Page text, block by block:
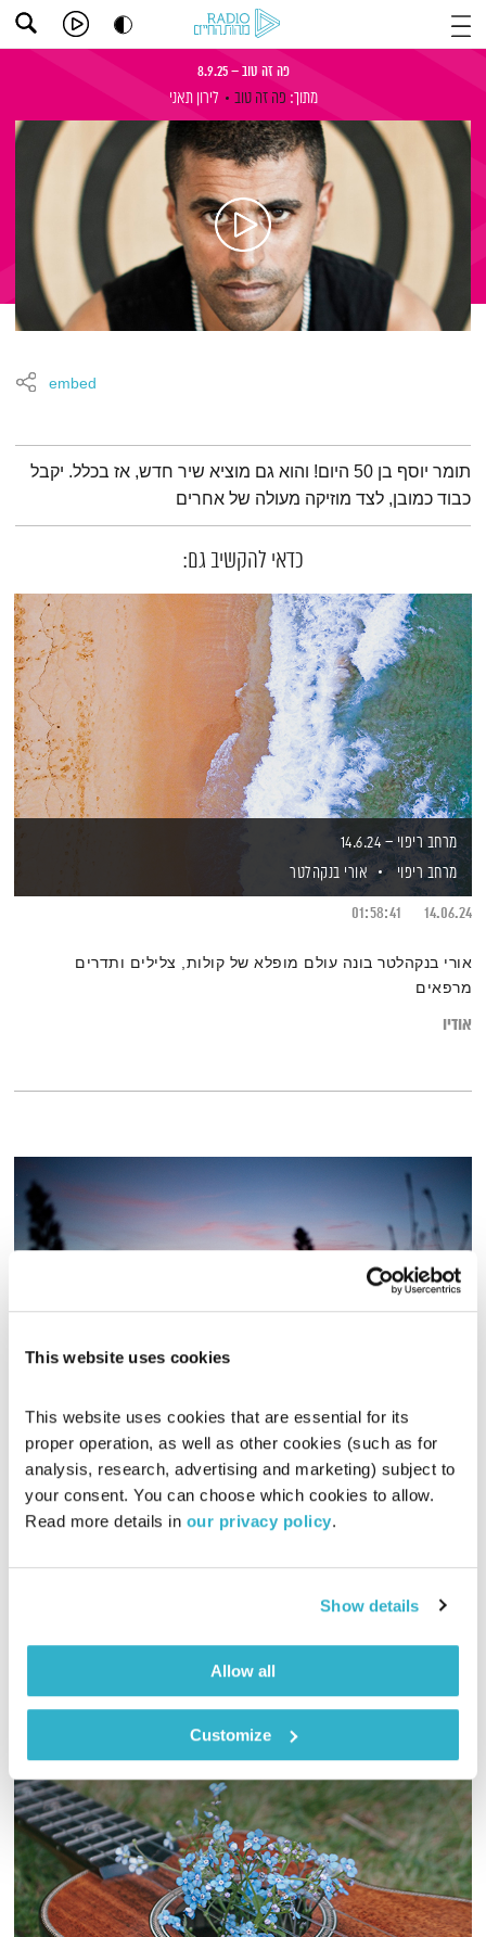
This website uses cookies
This website uses cookies that are essential for its
proper operation, as well as other cookies (such as for
analysis, research, advertising and marketing) subject to
your consent. You can choose which cookies to allow.
Read more details in our privacy policy.
Show details
Allow all
Customize
פה זה טוב – 8.9.25
מתוך: פה זה טוב לירון תאני
embed
תמצית הפודקאסטתומר יוסף בן 50 היום! והוא גם מוציא שיר חדש, אז בכלל. יקבל
כבוד כמובן, לצד מוזיקה מעולה של אחרים
כדאי להקשיב גם:
מרחב ריפוי – 14.6.24
מרחב ריפוי
אורי בנקהלטר
14.06.24
01:58:41
אורי בנקהלטר בונה עולם מופלא של קולות, צלילים ותדרים
מרפאים
אודיו
התכנסות
יוסי בבליקיוהרב אסף עזריה
15.10.21
00:31:09
יוסי בבליקי והרב אסף עזריה, על האפשרות למצוא גאולה במציאות
אודיו